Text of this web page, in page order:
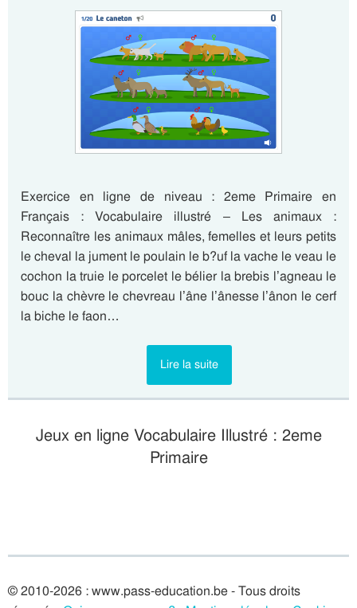
Exercice en ligne de niveau : 2eme Primaire en
Français : Vocabulaire illustré – Les animaux :
Reconnaître les animaux mâles, femelles et leurs petits
le cheval la jument le poulain le b?uf la vache le veau le
cochon la truie le porcelet le bélier la brebis l’agneau le
bouc la chèvre le chevreau l’âne l’ânesse l’ânon le cerf
la biche le faon…
Lire la suite
Jeux en ligne Vocabulaire Illustré : 2eme
Primaire
© 2010-2026 : www.pass-education.be - Tous droits